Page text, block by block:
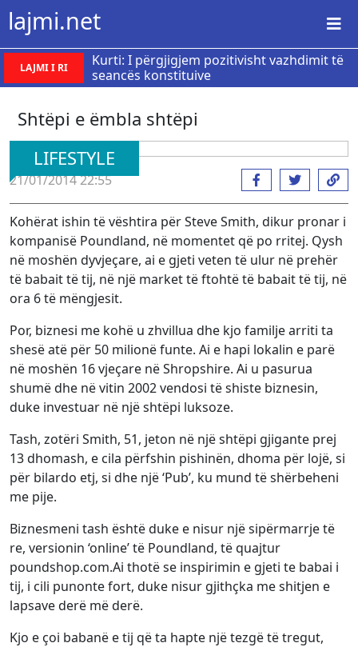
lajmi.net
LAJMI I RI
Kurti: I përgjigjem pozitivisht vazhdimit të
seancës konstituive
Shtëpi e ëmbla shtëpi
LIFESTYLE
21/01/2014 22:55
Kohërat ishin të vështira për Steve Smith, dikur pronar i
kompanisë Poundland, në momentet që po rritej. Qysh
në moshën dyvjeçare, ai e gjeti veten të ulur në prehër
të babait të tij, në një market të ftohtë të babait të tij, në
ora 6 të mëngjesit.
Por, biznesi me kohë u zhvillua dhe kjo familje arriti ta
shesë atë për 50 milionë funte. Ai e hapi lokalin e parë
në moshën 16 vjeçare në Shropshire. Ai u pasurua
shumë dhe në vitin 2002 vendosi të shiste biznesin,
duke investuar në një shtëpi luksoze.
Tash, zotëri Smith, 51, jeton në një shtëpi gjigante prej
13 dhomash, e cila përfshin pishinën, dhoma për lojë, si
për bilardo etj, si dhe një ‘Pub’, ku mund të shërbeheni
me pije.
Biznesmeni tash është duke e nisur një sipërmarrje të
re, versionin ‘online’ të Poundland, të quajtur
poundshop.com.Ai thotë se inspirimin e gjeti te babai i
tij, i cili punonte fort, duke nisur gjithçka me shitjen e
lapsave derë më derë.
Kjo e çoi babanë e tij që ta hapte një tezgë të tregut,